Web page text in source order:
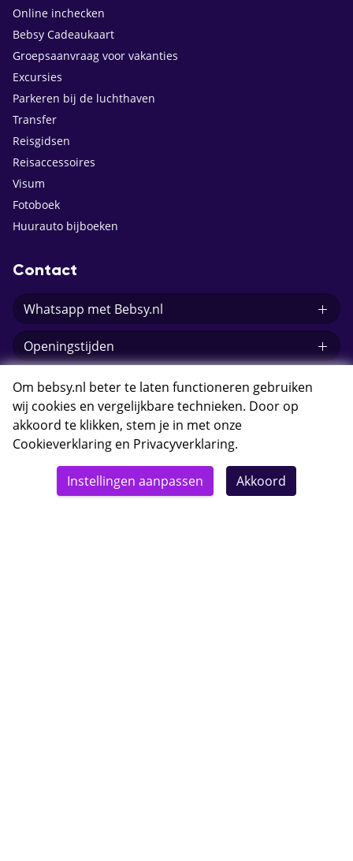
Online inchecken
Bebsy Cadeaukaart
Groepsaanvraag voor vakanties
Excursies
Parkeren bij de luchthaven
Transfer
Reisgidsen
Reisaccessoires
Visum
Fotoboek
Huurauto bijboeken
Contact
Whatsapp met Bebsy.nl
Openingstijden
E-mail Bebsy.nl
© 2026 Bebsy.nl
Om bebsy.nl beter te laten functioneren gebruiken
wij cookies en vergelijkbare technieken. Door op
akkoord te klikken, stem je in met onze
Cookieverklaring en Privacyverklaring.
Instellingen aanpassen Akkoord